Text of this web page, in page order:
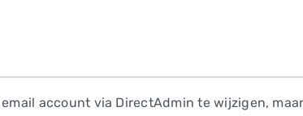
account via DirectAdmin te wijzigen,